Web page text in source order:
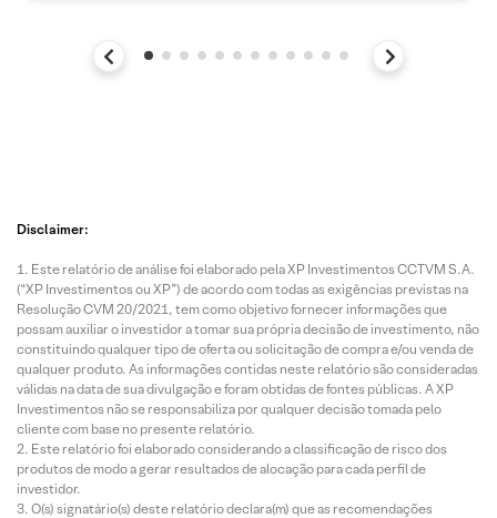
Disclaimer:
Este relatório de análise foi elaborado pela XP Investimentos CCTVM S.A.
(“XP Investimentos ou XP”) de acordo com todas as exigências previstas na
Resolução CVM 20/2021, tem como objetivo fornecer informações que
possam auxiliar o investidor a tomar sua própria decisão de investimento, não
constituindo qualquer tipo de oferta ou solicitação de compra e/ou venda de
qualquer produto. As informações contidas neste relatório são consideradas
válidas na data de sua divulgação e foram obtidas de fontes públicas. A XP
Investimentos não se responsabiliza por qualquer decisão tomada pelo
cliente com base no presente relatório.
Este relatório foi elaborado considerando a classificação de risco dos
produtos de modo a gerar resultados de alocação para cada perfil de
investidor.
O(s) signatário(s) deste relatório declara(m) que as recomendações